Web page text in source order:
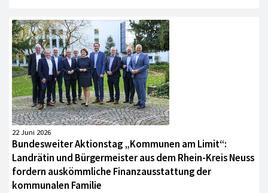
22 Juni 2026
Bundesweiter Aktionstag „Kommunen am Limit“:
Landrätin und Bürgermeister aus dem Rhein-Kreis Neuss
fordern auskömmliche Finanzausstattung der
kommunalen Familie